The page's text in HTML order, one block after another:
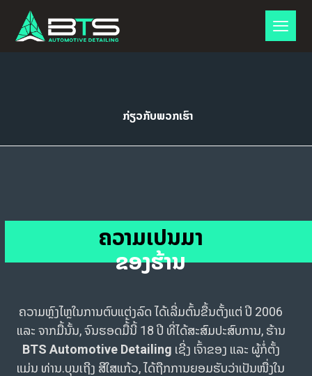
ກ່ຽວກັບພວກເຮົາ
ຄວາມເປັນມາ
ຂອງຮ້ານ
ຄວາມຫຼົງໄຫຼໃນການຕົບແຕ່ງລົດ ໄດ້ເລີ່ມຕົ້ນຂື້ນຕັ້ງແຕ່ ປີ 2006
ແລະ ຈາກມື້ນັ້ນ, ຈົນຮອດມື້້ນີ້ 18 ປີ ທີ່ໄດ້ສະສົມປະສົບການ, ຮ້ານ
BTS Automotive Detailing ເຊີ່ງ ເຈົ້າຂອງ ແລະ ຜູ້ກໍ່ຕັ້ງ
ແມ່ນ ທ່ານ.ບຸນເຖີງ ສີໃສແກ້ວ, ໄດ້ຖືກການຍອມຮັບວ່າເປັນໜື່ງໃນ